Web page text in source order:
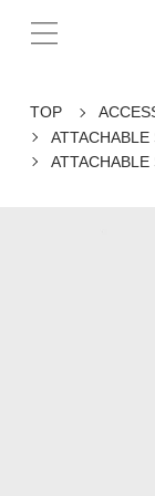
TOP
ATTACHABLE
ATTACHABLE